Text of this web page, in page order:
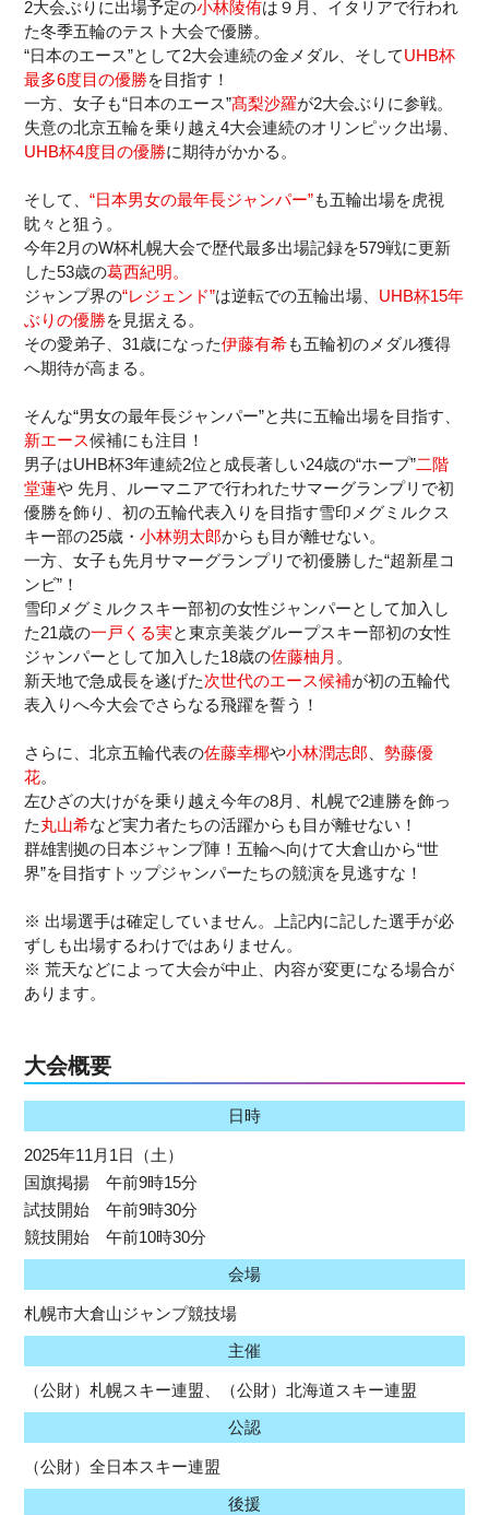
2大会ぶりに出場予定の小林陵侑は９月、イタリアで行われ
た冬季五輪のテスト大会で優勝。
“日本のエース”として2大会連続の金メダル、そしてUHB杯
最多6度目の優勝を目指す！
一方、女子も“日本のエース”髙梨沙羅が2大会ぶりに参戦。
失意の北京五輪を乗り越え4大会連続のオリンピック出場、
UHB杯4度目の優勝に期待がかかる。
そして、“日本男女の最年長ジャンパー”も五輪出場を虎視
眈々と狙う。
今年2月のW杯札幌大会で歴代最多出場記録を579戦に更新
した53歳の葛西紀明。
ジャンプ界の“レジェンド”は逆転での五輪出場、 UHB杯15年
ぶりの優勝を見据える。
その愛弟子、31歳になった伊藤有希も五輪初のメダル獲得
へ期待が高まる。
そんな“男女の最年長ジャンパー”と共に五輪出場を目指す、
新エース候補にも注目！
男子はUHB杯3年連続2位と成長著しい24歳の“ホープ”二階
堂蓮や 先月、ルーマニアで行われたサマーグランプリで初
優勝を飾り、初の五輪代表入りを目指す雪印メグミルクス
キー部の25歳・小林朔太郎からも目が離せない。
一方、女子も先月サマーグランプリで初優勝した“超新星コ
ンビ”！
雪印メグミルクスキー部初の女性ジャンパーとして加入し
た21歳の一戸くる実と東京美装グループスキー部初の女性
ジャンパーとして加入した18歳の佐藤柚月 。
新天地で急成長を遂げた次世代のエース候補が初の五輪代
表入りへ今大会でさらなる飛躍を誓う！
さらに、北京五輪代表の佐藤幸椰や小林潤志郎 、勢藤優
花。
左ひざの大けがを乗り越え今年の8月、札幌で2連勝を飾っ
た丸山希など実力者たちの活躍からも目が離せない！
群雄割拠の日本ジャンプ陣！五輪へ向けて大倉山から“世
界”を目指すトップジャンパーたちの競演を見逃すな！
※ 出場選手は確定していません。上記内に記した選手が必
ずしも出場するわけではありません。
※ 荒天などによって大会が中止、内容が変更になる場合が
あります。
大会概要
日時
2025年11月1日（土）
国旗掲揚 午前9時15分
試技開始 午前9時30分
競技開始 午前10時30分
会場
札幌市大倉山ジャンプ競技場
主催
（公財）札幌スキー連盟、（公財）北海道スキー連盟
公認
（公財）全日本スキー連盟
後援